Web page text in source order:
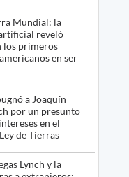
Mundial: la
reveló
los primeros
en ser
a Joaquín
por un presunto
en el
de Tierras
Lynch y la